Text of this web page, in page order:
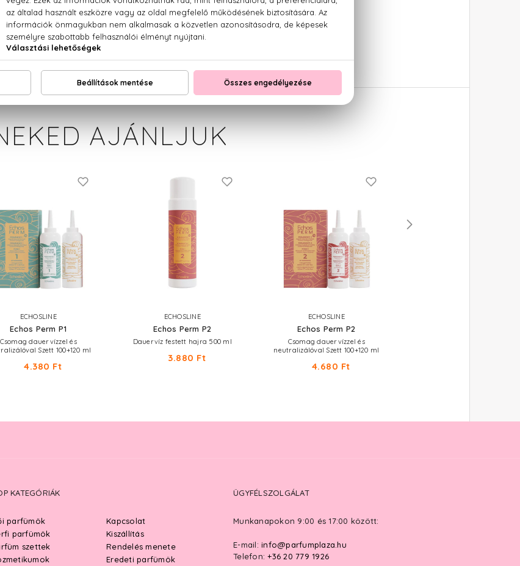
Perm Synergy Ammóniamentes dauervíz 500 ml
AJÁNLJUK
ECHOSLINE
Echos Perm P1
Csomag dauervízzel és
Szett 100+120 ml
4.380 Ft
ECHOSLINE
Echos Perm P2
Dauervíz festett hajra 500 ml
3.880 Ft
ECHOSLINE
Echos Perm P2
Csomag dauervízzel és
neutralizálóval Szett 100+120 ml
4.680 Ft
KATEGÓRIÁK
parfümök
parfümök
szettek
Kapcsolat
Kiszállítás
Rendelés menete
Eredeti parfümök
ÜGYFÉLSZOLGÁLAT
Munkanapokon 9:00 és 17:00 között:
E-mail: info@parfumplaza.hu
Telefon: +36 20 779 1926